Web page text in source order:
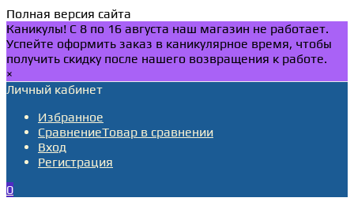
Полная версия сайта
Каникулы! С 8 по 16 августа наш магазин не работает.
Успейте оформить заказ в каникулярное время, чтобы
получить скидку после нашего возвращения к работе.
×
Личный кабинет
Избранное
СравнениеТовар в сравнении
Вход
Регистрация
0